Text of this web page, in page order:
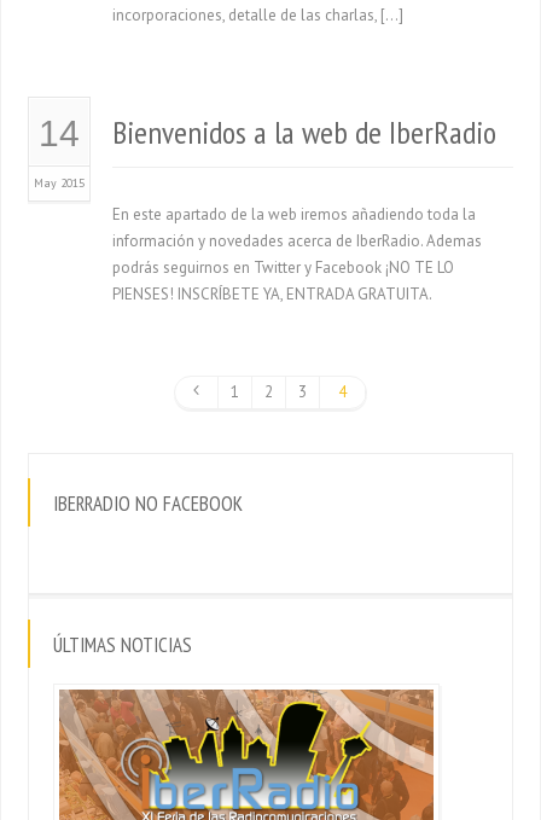
incorporaciones, detalle de las charlas, […]
14
May 2015
Bienvenidos a la web de IberRadio
En este apartado de la web iremos añadiendo toda la
información y novedades acerca de IberRadio. Ademas
podrás seguirnos en Twitter y Facebook ¡NO TE LO
PIENSES! INSCRÍBETE YA, ENTRADA GRATUITA.
1 2 3 4
IBERRADIO NO FACEBOOK
ÚLTIMAS NOTICIAS